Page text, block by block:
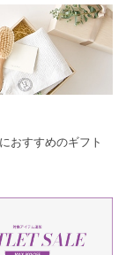
おすすめのギフト